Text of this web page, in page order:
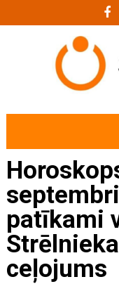
patīkami
ceļojums